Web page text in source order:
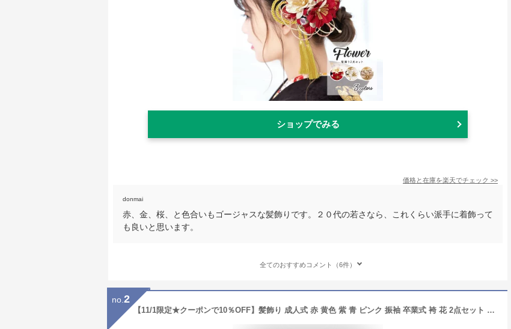
ショップでみる
価格と在庫を楽天でチェック >>
donmai
赤、金、桜、と色合いもゴージャスな髪飾りです。２０代の若さなら、これくらい派手に着飾って
も良いと思います。
全てのおすすめコメント（6件）
no. 2
【11/1限定★クーポンで10％OFF】髪飾り 成人式 赤 黄色 紫 青 ピンク 振袖 卒業式 袴 花 2点セット フラワー 和柄 古典的 レトロ リボン パールビーズ ヘアアクセサリー 和装 【あす楽対応】